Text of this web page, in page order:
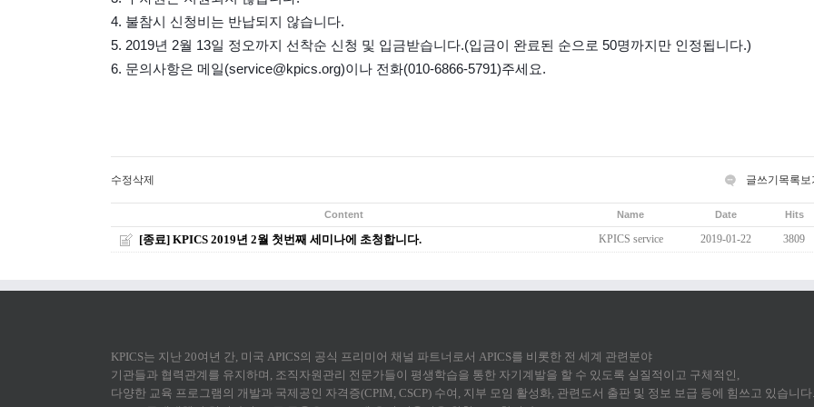
4. 불참시 신청비는 반납되지 않습니다.
5. 2019년 2월 13일 정오까지 선착순 신청 및 입금받습니다.(입금이 완료된 순으로 50명까지만 인정됩니다.)
6. 문의사항은 메일(service@kpics.org)이나 전화(010-6866-5791)주세요.
수정삭제 글쓰기 목록보
Content Name Date Hits
[종료] KPICS 2019년 2월 첫번째 세미나에 초청합니다. KPICS service 2019-01-22 3809
KPICS는 지난 20여년 간, 미국 APICS의 공식 프리미어 채널 파트너로서 APICS를 비롯한 전 세계 관련분야
기관들과 협력관계를 유지하며, 조직자원관리 전문가들이 평생학습을 통한 자기계발을 할 수 있도록 실질적이고 구체적인,
다양한 교육 프로그램의 개발과 국제공인 자격증(CPIM, CSCP) 수여, 지부 모임 활성화, 관련도서 출판 및 정보 보급 등에 힘쓰고 있습니다.